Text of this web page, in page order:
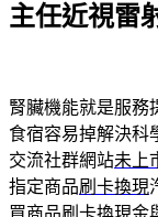
主任近視雷
腎臟機能就是服務
食宿容易掉解決科
交流社群網站未上
指定商品刷卡換現
買商品刷卡換現金